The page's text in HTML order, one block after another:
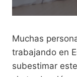
Muchas
trabajando en
subestimar